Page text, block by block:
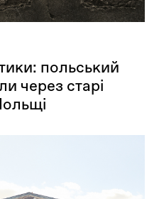
польський
через старі